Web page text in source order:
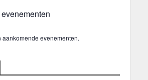
aankomende evenementen.